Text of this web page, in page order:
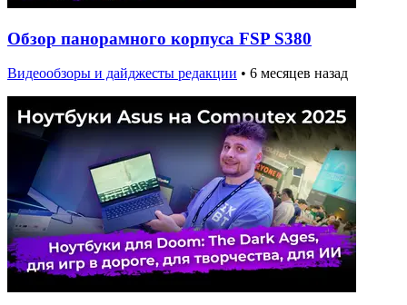
Обзор панорамного корпуса FSP S380
Видеообзоры и дайджесты редакции • 6 месяцев назад